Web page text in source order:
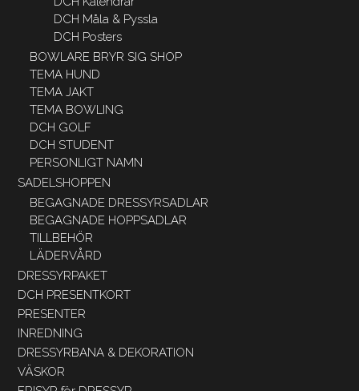
DCH Måla & Pyssla
DCH Posters
BOWLARE BRYR SIG SHOP
TEMA HUND
TEMA JAKT
TEMA BOWLING
DCH GOLF
DCH STUDENT
PERSONLIGT NAMN
SADELSHOPPEN
BEGAGNADE DRESSYRSADLAR
BEGAGNADE HOPPSADLAR
TILLBEHÖR
LÄDERVÅRD
DRESSYRPAKET
DCH PRESENTKORT
PRESENTER
INREDNING
DRESSYRBANA & DEKORATION
VÄSKOR